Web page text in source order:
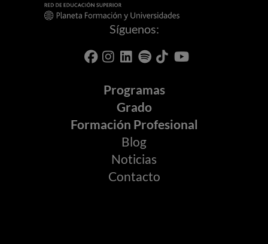
Síguenos:
Programas
Grado
Formación Profesional
Blog
Noticias
Contacto